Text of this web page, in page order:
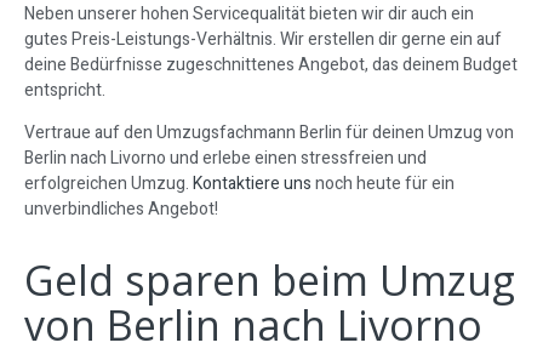
Neben unserer hohen Servicequalität bieten wir dir auch ein
gutes Preis-Leistungs-Verhältnis. Wir erstellen dir gerne ein auf
deine Bedürfnisse zugeschnittenes Angebot, das deinem Budget
entspricht.
Vertraue auf den Umzugsfachmann Berlin für deinen Umzug von
Berlin nach Livorno und erlebe einen stressfreien und
erfolgreichen Umzug.Kontaktiere unsnoch heute für ein
unverbindliches Angebot!
Geld sparen beim Umzug
von Berlin nach Livorno